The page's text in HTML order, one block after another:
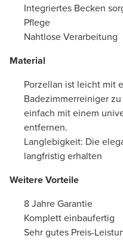
Integriertes Becken
Pflege
Nahtlose Verarbeitung
Material
Porzellan ist leicht mit
Badezimmerreiniger
einfach mit einem
entfernen.
Langlebigkeit: Die
langfristig erhalten
Weitere Vorteile
8 Jahre Garantie
Komplett einbaufertig
Sehr gutes Preis-